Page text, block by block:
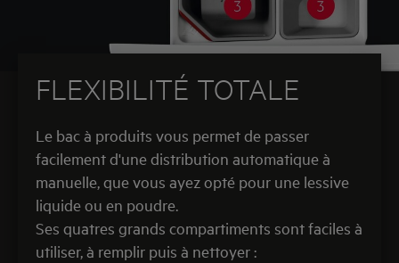
FLEXIBILITÉ TOTALE
Le bac à produits vous permet de passer
facilement d'une distribution automatique à
manuelle, que vous ayez opté pour une lessive
liquide ou en poudre.
Ses quatres grands compartiments sont faciles à
utiliser, à remplir puis à nettoyer :